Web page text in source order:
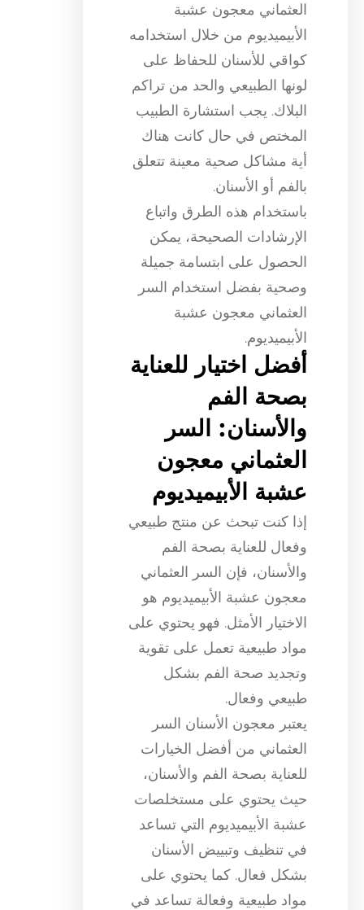
العثماني معجون عشبة
الأبيميديوم من خلال استخدامه
كواقي للأسنان للحفاظ على
لونها الطبيعي والحد من تراكم
البلاك. يجب استشارة الطبيب
المختص في حال كانت هناك
أية مشاكل صحية معينة تتعلق
بالفم أو الأسنان.
باستخدام هذه الطرق واتباع
الإرشادات الصحيحة، يمكن
الحصول على ابتسامة جميلة
وصحية بفضل استخدام السر
العثماني معجون عشبة
الأبيميديوم.
أفضل اختيار للعناية
بصحة الفم
والأسنان: السر
العثماني معجون
عشبة الأبيميديوم
إذا كنت تبحث عن منتج طبيعي
وفعال للعناية بصحة الفم
والأسنان، فإن السر العثماني
معجون عشبة الأبيميديوم هو
الاختيار الأمثل. فهو يحتوي على
مواد طبيعية تعمل على تقوية
وتجديد صحة الفم بشكل
طبيعي وفعال.
يعتبر معجون الأسنان السر
العثماني من أفضل الخيارات
للعناية بصحة الفم والأسنان،
حيث يحتوي على مستخلصات
عشبة الأبيميديوم التي تساعد
في تنظيف وتبييض الأسنان
بشكل فعال. كما يحتوي على
مواد طبيعية وفعالة تساعد في